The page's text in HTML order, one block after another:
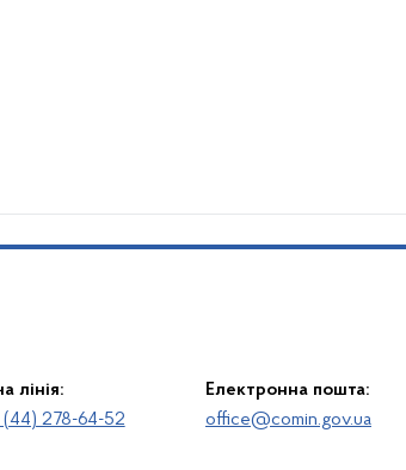
лінія:
(44) 278-64-52
Електронна пошта:
office@comin.gov.ua